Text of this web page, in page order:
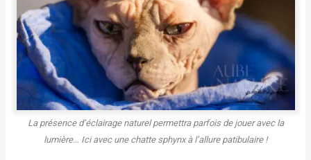
La présence d’éclairage naturel permettra parfois de jouer avec la
lumière… Ici avec une chatte sphynx à l’allure patibulaire !